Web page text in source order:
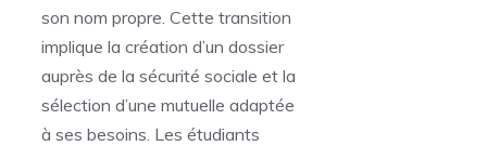
son nom propre. Cette transition
implique la création d’un dossier
auprès de la sécurité sociale et la
sélection d’une mutuelle adaptée
à ses besoins. Les étudiants